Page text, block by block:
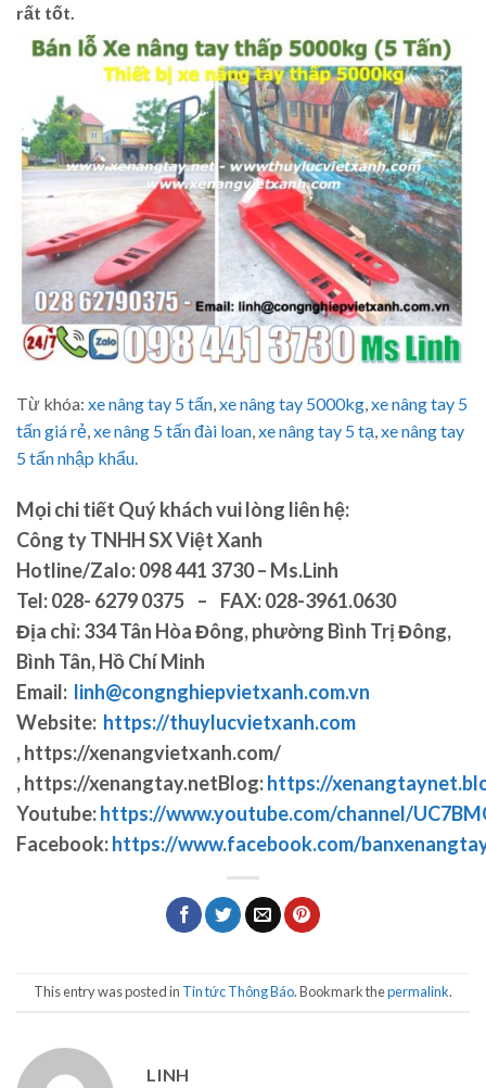
rất tốt.
Từ khóa: xe nâng tay 5 tấn,xe nâng tay 5000kg,xe nâng tay 5
tấn giá rẻ,xe nâng 5 tấn đài loan,xe nâng tay 5 tạ,xe nâng tay
5 tấn nhập khẩu.
Mọi chi tiết Quý khách vui lòng liên hệ:
Công ty TNHH SX Việt Xanh
Hotline/Zalo: 098 441 3730 – Ms.Linh
Tel: 028- 6279 0375 – FAX: 028-3961.0630
Địa chỉ: 334 Tân Hòa Đông, phường Bình Trị Đông,
Bình Tân, Hồ Chí Minh
Email: linh@congnghiepvietxanh.com.vn
Website: https://thuylucvietxanh.com
, https://xenangvietxanh.com/
, https://xenangtay.netBlog:https://
Youtube:https://www.youtube.com/channel/
Facebook:https://www.facebook.com/
This entry was posted in Tin tức Thông Báo. Bookmark thepermalink.
LINH